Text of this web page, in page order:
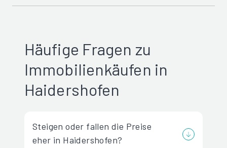
Häufige Fragen zu
Immobilienkäufen in
Haidershofen
Steigen oder fallen die Preise
eher in Haidershofen?